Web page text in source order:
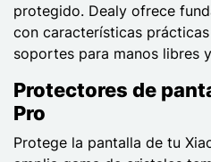
protegido. Dealy ofrece
con características
soportes para manos libres
Protectores de
Pro
Protege la pantalla de tu